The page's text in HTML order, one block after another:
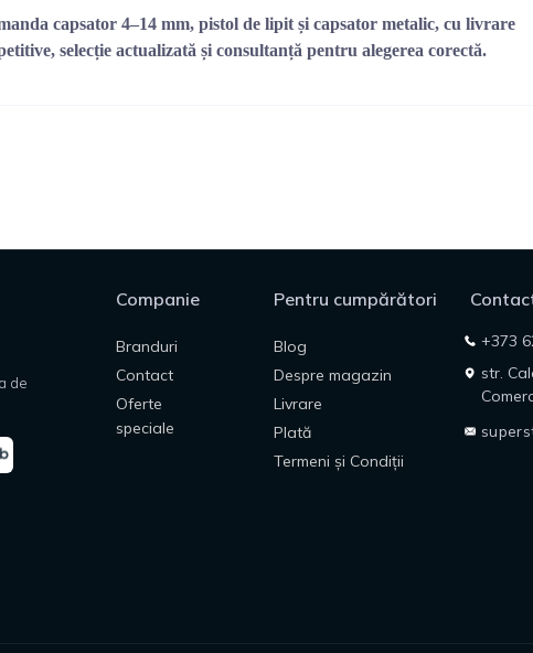
capsator 4–14 mm, pistol de lipit și capsator metalic, cu livrare
selecție actualizată și consultanță pentru alegerea corectă.
de
Companie
Branduri
Contact
Oferte
speciale
Pentru cumpărători
Blog
Despre magazin
Livrare
Plată
Termeni și Condiții
+373
str.